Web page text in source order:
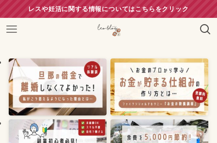
レスや妊活に関する情報についてはこちらをクリック